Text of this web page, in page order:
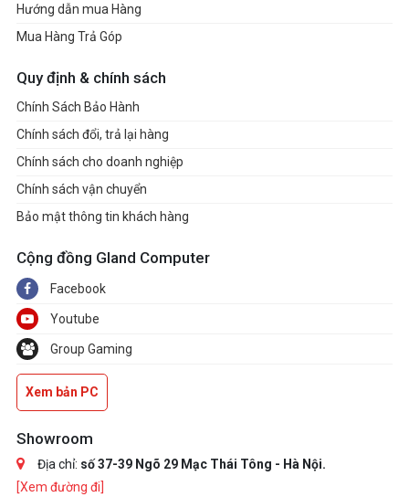
Hướng dẫn mua Hàng
Mua Hàng Trả Góp
Quy định & chính sách
Chính Sách Bảo Hành
Chính sách đổi, trả lại hàng
Chính sách cho doanh nghiệp
Chính sách vận chuyển
Bảo mật thông tin khách hàng
Cộng đồng Gland Computer
Facebook
Youtube
Group Gaming
Xem bản PC
Showroom
Địa chỉ: số 37-39 Ngõ 29 Mạc Thái Tông - Hà Nội.
[Xem đường đi]